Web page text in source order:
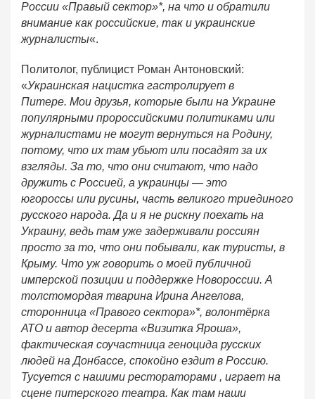
России «Правый сектор»*, на что и обратили
внимание как российские, так и украинские
журналисты«.
Политолог, публицист Роман Антоновский:
«Украинская нацистка гастролирует в
Питере. Мои друзья, которые были на Украине
популярными пророссийскими политиками или
журналистами не могут вернуться на Родину,
потому, что их там убьют или посадят за их
взгляды. За то, что они считают, что надо
дружить с Россией, а украинцы — это
югороссы или русины, часть великого триединого
русского народа. Да и я не рискну поехать на
Украину, ведь там уже задерживали россиян
просто за то, что они побывали, как туристы, в
Крыму. Что уж говорить о моей публичной
имперской позиции и поддержке Новороссии. А
толстомордая тварина Ирина Ангелова,
сторонница «Правого сектора»*, волонтёрка
АТО и автор десерта «Визитка Яроша»,
фактическая соучастница геноцида русских
людей на Донбассе, спокойно ездит в Россию.
Тусуется с нашими рестораторами , играет на
сцене питерского театра. Как там наши